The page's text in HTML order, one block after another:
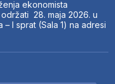
ekonomista
28. maja 2026. u
– I sprat (Sala 1) na adresi